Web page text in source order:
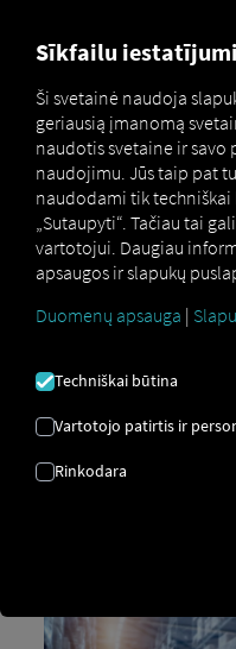
Glossar Spediteur
Krovinių ekspeditorius
paslaugų teikėjas, kuris
turėdamas savo
gabenimo procesą
Sīkfailu iestatījumi
Ši svetainė naudoja
geriausią įmanomą
naudotis svetaine ir savo
naudojimu. Jūs taip pat
naudodami tik techniškai
„Sutaupyti“. Tačiau tai
vartotojui. Daugiau
apsaugos ir slapukų
Duomenų apsauga |
Techniškai būtina
Vartotojo patirtis ir
Rinkodara